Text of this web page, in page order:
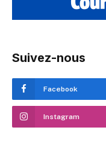
Suivez-nous
Facebook
Instagram